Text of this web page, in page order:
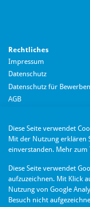
Rechtliches
Impressum
Datenschutz
Datenschutz für
AGB
GmbH ist eine
am Rhein.
Diese Seite verwendet
Mit der Nutzung erklären
einverstanden. Mehr
Diese Seite verwendet
aufzuzeichnen. Mit Klick
Nutzung von Google
Besuch nicht
Wir nutzen Langdock
Chatbots erklären